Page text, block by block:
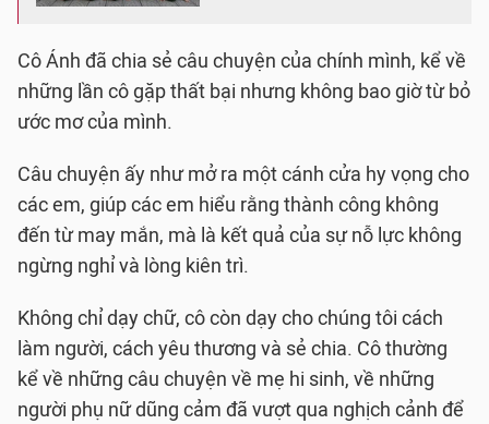
Cô Ánh đã chia sẻ câu chuyện của chính mình, kể về
những lần cô gặp thất bại nhưng không bao giờ từ bỏ
ước mơ của mình.
Câu chuyện ấy như mở ra một cánh cửa hy vọng cho
các em, giúp các em hiểu rằng thành công không
đến từ may mắn, mà là kết quả của sự nỗ lực không
ngừng nghỉ và lòng kiên trì.
Không chỉ dạy chữ, cô còn dạy cho chúng tôi cách
làm người, cách yêu thương và sẻ chia. Cô thường
kể về những câu chuyện về mẹ hi sinh, về những
người phụ nữ dũng cảm đã vượt qua nghịch cảnh để